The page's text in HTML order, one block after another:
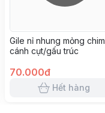
Gile nỉ nhung mỏng chim
cánh cụt/gấu trúc
70.000đ
Hết hàng